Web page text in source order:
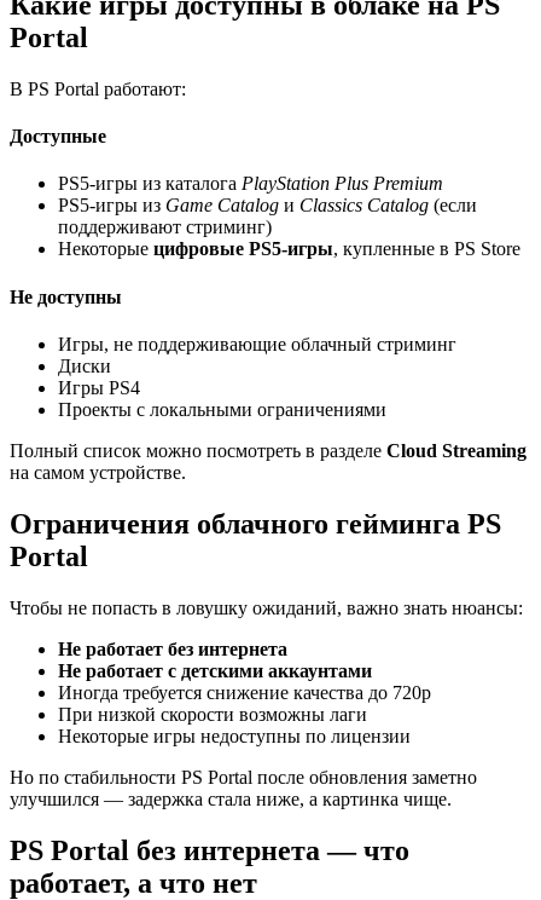
Portal
В PS Portal работают:
Доступные
PS5-игры из каталога PlayStation Plus Premium
PS5-игры из Game Catalog и Classics Catalog (если
поддерживают стриминг)
Некоторые цифровые PS5-игры, купленные в PS Store
Не доступны
Игры, не поддерживающие облачный стриминг
Диски
Игры PS4
Проекты с локальными ограничениями
Полный список можно посмотреть в разделе Cloud Streaming
на самом устройстве.
Ограничения облачного гейминга PS
Portal
Чтобы не попасть в ловушку ожиданий, важно знать нюансы:
Не работает без интернета
Не работает с детскими аккаунтами
Иногда требуется снижение качества до 720p
При низкой скорости возможны лаги
Некоторые игры недоступны по лицензии
Но по стабильности PS Portal после обновления заметно
улучшился — задержка стала ниже, а картинка чище.
PS Portal без интернета — что
работает, а что нет